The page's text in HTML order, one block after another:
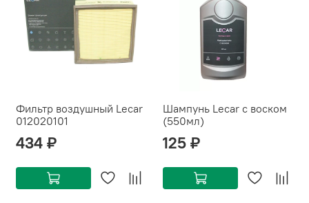
Фильтр воздушный Lecar
012020101
434 ₽
Шампунь Lecar с воском
(550мл)
125 ₽